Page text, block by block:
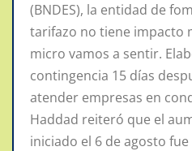
(BNDES), la entidad de
tarifazo no tiene impacto
micro vamos a sentir.
contingencia 15 días
atender empresas en
Haddad reiteró que el
iniciado el 6 de agosto